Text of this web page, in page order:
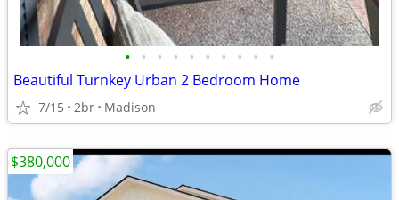
• • • • • • • • • •
Beautiful Turnkey Urban 2 Bedroom Home
7/15 2br Madison
$380,000